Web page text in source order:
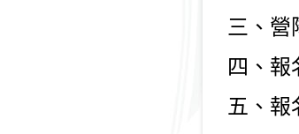
三、營
四、報
五、報